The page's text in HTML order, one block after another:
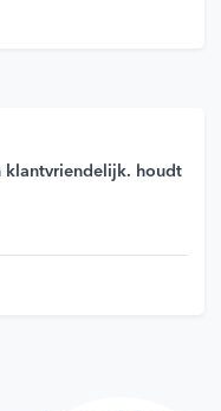
klantvriendelijk. houdt